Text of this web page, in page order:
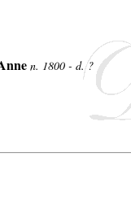
n. 1800 - d. ?